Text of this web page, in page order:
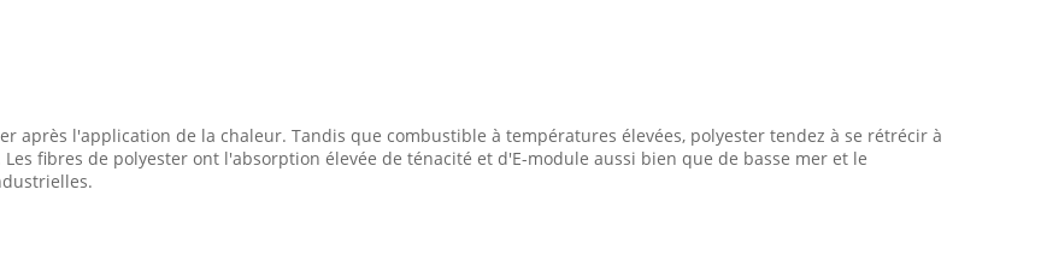
après l'application de la chaleur. Tandis que combustible à températures élevées, polyester tendez à se rétrécir à
fibres de polyester ont l'absorption élevée de ténacité et d'E-module aussi bien que de basse mer et le